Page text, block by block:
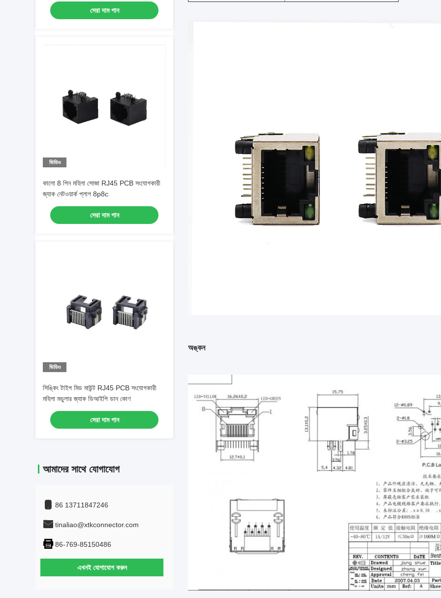
সেরা দাম পান
ভিডিও
কালো 8 পিন মহিলা সোজা RJ45 PCB সংযোগকারী
জ্যাক নেটওয়ার্ক প্লাগ 8p8c
সেরা দাম পান
ভিডিও
সিঙ্কিং টাইপ মিড মাউন্ট RJ45 PCB সংযোগকারী
মহিলা মডুলার জ্যাক ডিআইপি ডান কোণ
সেরা দাম পান
আমাদের সাথে যোগাযোগ
86 13711847246
tinaliao@xtkconnector.com
86-769-85150486
এখনই যোগাযোগ করুন
অঙ্কন